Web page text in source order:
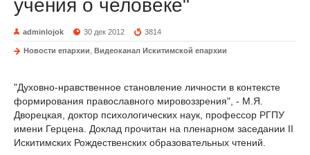
учения о человеке"
adminlojok 30 дек 2012 3814
Новости епархии Видеоканал Искитимской епархии
"Духовно-нравственное становление личности в контексте
формирования православного мировоззрения", - М.Я.
Дворецкая, доктор психологических наук, профессор РГПУ
имени Герцена. Доклад прочитан на пленарном заседании II
Искитимских Рождественских образовательных чтений.